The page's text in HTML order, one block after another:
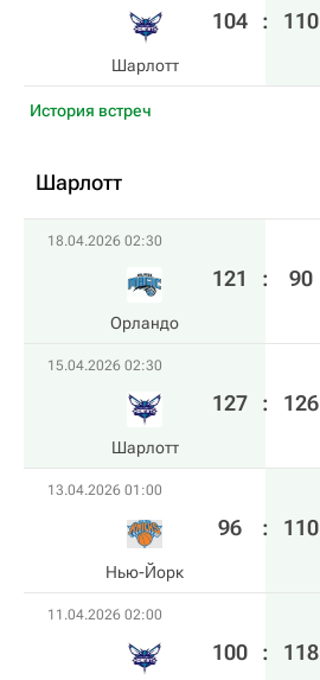
Шарлотт
104 : 110
История встреч
Шарлотт
18.04.2026 02:30
Орландо
121 : 90
15.04.2026 02:30
Шарлотт
127 : 126
13.04.2026 01:00
Нью-Йорк
96 : 110
11.04.2026 02:00
100 : 118